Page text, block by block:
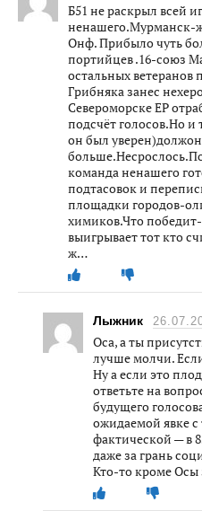
Б51 не раскрыл всей
ненашего.Мурманск-
Онф. Прибыло чуть
портийцев .16-союз
остальных
Грибняка занес
Североморске ЕР
подсчёт голосов.Но и
он был
команда ненашего
подтасовок и
площадки городов-
химиков.Что
выигрывает тот кто
ж…
Лыжник
Оса, а ты
лучше молчи.
Ну а если это
ответьте на
будущего
ожидаемой явке с
фактической — в
даже за грань
Кто-то кроме Осы